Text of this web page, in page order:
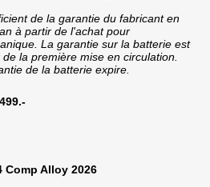
de la garantie du fabricant en
à partir de l'achat pour
La garantie sur la batterie est
la première mise en circulation.
de la batterie expire.
Comp Alloy 2026